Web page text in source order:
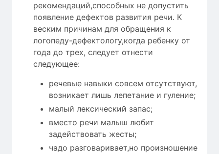
рекомендаций,способных не допустить
появление дефектов развития речи. К
веским причинам для обращения к
логопеду-дефектологу,когда ребенку от
года до трех, следует отнести
следующее:
речевые навыки совсем отсутствуют,
возникает лишь лепетание и гуление;
малый лексический запас;
вместо речи малыш любит
задействовать жесты;
чадо разговаривает,но произношение